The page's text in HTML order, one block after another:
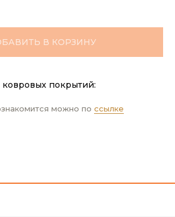
В КОРЗИНУ
ковровых покрытий:
можно по ссылке